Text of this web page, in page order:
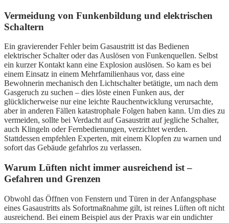
Vermeidung von Funkenbildung und elektrischen
Schaltern
Ein gravierender Fehler beim Gasaustritt ist das Bedienen
elektrischer Schalter oder das Auslösen von Funkenquellen. Selbst
ein kurzer Kontakt kann eine Explosion auslösen. So kam es bei
einem Einsatz in einem Mehrfamilienhaus vor, dass eine
Bewohnerin mechanisch den Lichtschalter betätigte, um nach dem
Gasgeruch zu suchen – dies löste einen Funken aus, der
glücklicherweise nur eine leichte Rauchentwicklung verursachte,
aber in anderen Fällen katastrophale Folgen haben kann. Um dies zu
vermeiden, sollte bei Verdacht auf Gasaustritt auf jegliche Schalter,
auch Klingeln oder Fernbedienungen, verzichtet werden.
Stattdessen empfehlen Experten, mit einem Klopfen zu warnen und
sofort das Gebäude gefahrlos zu verlassen.
Warum Lüften nicht immer ausreichend ist –
Gefahren und Grenzen
Obwohl das Öffnen von Fenstern und Türen in der Anfangsphase
eines Gasaustritts als Sofortmaßnahme gilt, ist reines Lüften oft nicht
ausreichend. Bei einem Beispiel aus der Praxis war ein undichter